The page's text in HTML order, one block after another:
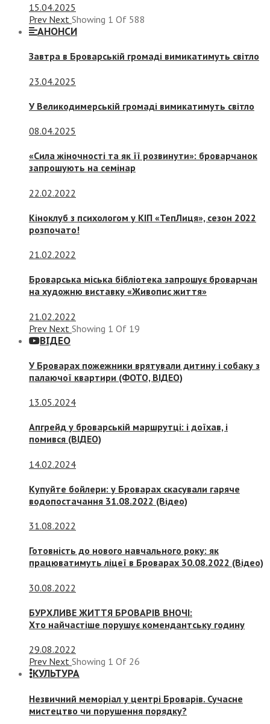
15.04.2025
Prev Next Showing 1 Of 588
АНОНСИ
Завтра в Броварській громаді вимикатимуть світло
23.04.2025
У Великодимерській громаді вимикатимуть світло
08.04.2025
«Сила жіночності та як її розвинути»: броварчанок
запрошують на семінар
22.02.2022
Кіноклуб з психологом у КІП «ТепЛиця», сезон 2022
розпочато!
21.02.2022
Броварська міська бібліотека запрошує броварчан
на художню виставку «Живопис життя»
21.02.2022
Prev Next Showing 1 Of 19
ВІДЕО
У Броварах пожежники врятували дитину і собаку з
палаючої квартири (ФОТО, ВІДЕО)
13.05.2024
Апгрейд у броварській маршрутці: і доїхав, і
помився (ВІДЕО)
14.02.2024
Купуйте бойлери: у Броварах скасували гаряче
водопостачання 31.08.2022 (Відео)
31.08.2022
Готовність до нового навчального року: як
працюватимуть ліцеї в Броварах 30.08.2022 (Відео)
30.08.2022
БУРХЛИВЕ ЖИТТЯ БРОВАРІВ ВНОЧІ:
Хто найчастіше порушує комендантську годину
29.08.2022
Prev Next Showing 1 Of 26
КУЛЬТУРА
Незвичний меморіал у центрі Броварів. Сучасне
мистецтво чи порушення порядку?